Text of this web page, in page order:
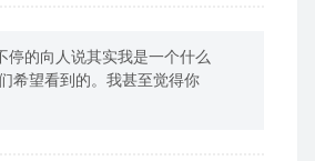
停的向人说其实我是一个什么
希望看到的。我甚至觉得你